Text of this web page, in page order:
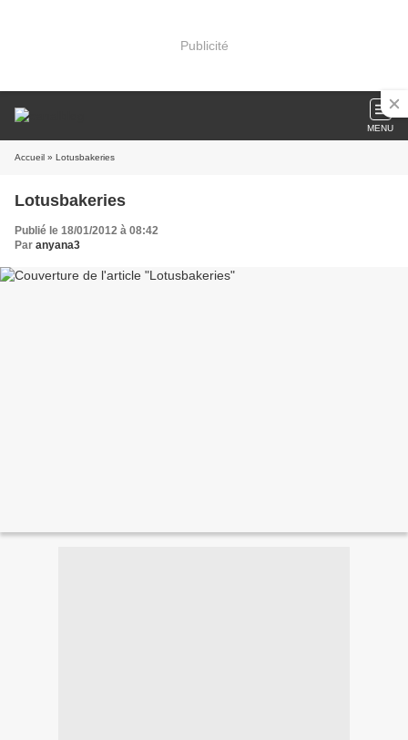
Publicité
MENU
Accueil » Lotusbakeries
Lotusbakeries
Publié le 18/01/2012 à 08:42
Par anyana3